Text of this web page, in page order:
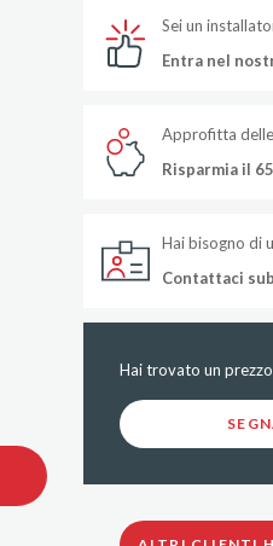
Sei un
Entra nel
Approfitta
Risparmia il
Hai bisogno di
Contattaci
Hai trovato un